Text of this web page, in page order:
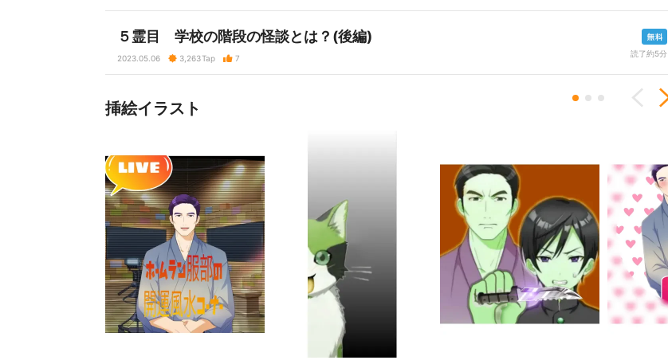
５霊目 学校の階段の怪談とは？(後編)
2023.05.06 3,263Tap 7
読了約5分
挿絵イラスト
Previous